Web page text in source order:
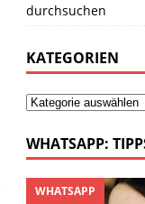
durchsuchen
KATEGORIEN
WHATSAPP:
WHATSAPP